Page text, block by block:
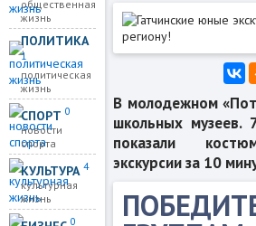
общественная
жизнь
ПОЛИТИКА
1
политическая
жизнь
СПОРТ0
новости
спорта
КУЛЬТУРА4
культурная
жизнь
0
В молодежном
школьных
показали
экскурсии за 10